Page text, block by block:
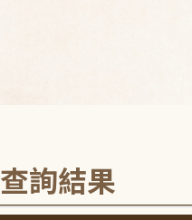
查詢結果